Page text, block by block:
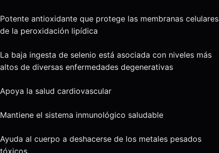
Potente antioxidante que protege las membranas celulares
de la peroxidación lipídica
La baja ingesta de selenio está asociada con niveles más
altos de diversas enfermedades degenerativas
Apoya la salud cardiovascular
Mantiene el sistema inmunológico saludable
Ayuda al cuerpo a deshacerse de los metales pesados ​​
tóxicos